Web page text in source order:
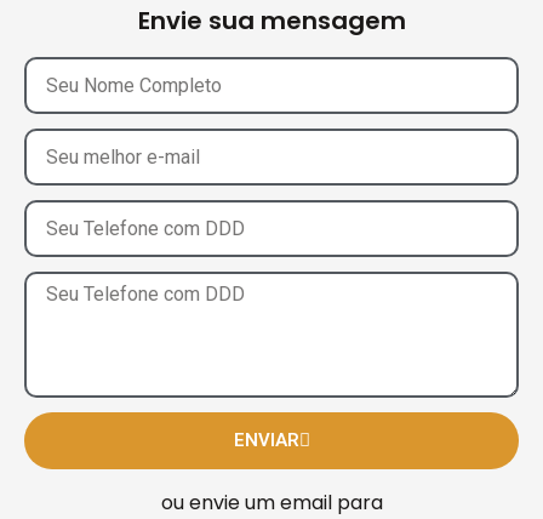
Envie sua mensagem
ENVIAR
ou envie um email para